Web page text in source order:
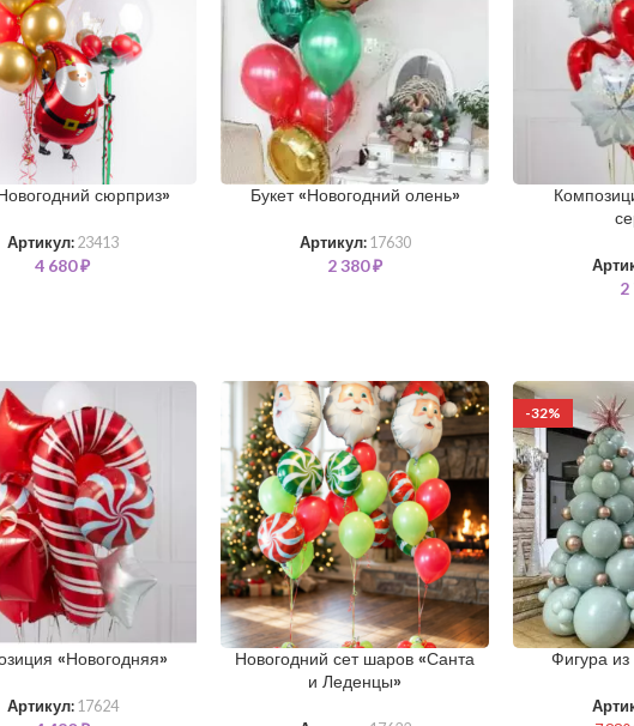
сюрприз»
Артикул: 23413
4 680₽
Букет «Новогодний олень»
Артикул: 17630
2 380₽
2
«Новогодняя»
Артикул: 17624
Новогодний сет шаров «Санта
и Леденцы»
-32%
Фигура